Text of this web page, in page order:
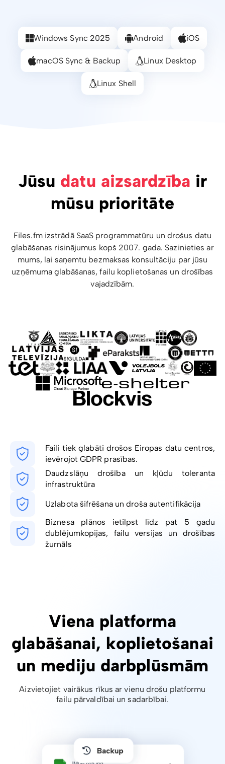
Windows Sync 2025 Android iOS
macOS Sync & Backup Linux Desktop
Linux Shell
Jūsu datu aizsardzība ir
mūsu prioritāte
Files.fm izstrādā SaaS programmatūru un drošus datu
glabāšanas risinājumus kopš 2007. gada. Sazinieties ar
mums, lai saņemtu bezmaksas konsultāciju par jūsu
uzņēmuma glabāšanas, failu koplietošanas un drošības
vajadzībām.
Faili tiek glabāti drošos Eiropas datu centros,
ievērojot GDPR prasības.
Daudzslāņu drošība un kļūdu toleranta
infrastruktūra
Uzlabota šifrēšana un droša autentifikācija
Biznesa plānos ietilpst līdz pat 5 gadu
dublējumkopijas, failu versijas un drošības
žurnāls
Viena platforma
glabāšanai, koplietošanai
un mediju darbplūsmām
Aizvietojiet vairākus rīkus ar vienu drošu platformu
failu pārvaldībai un sadarbībai.